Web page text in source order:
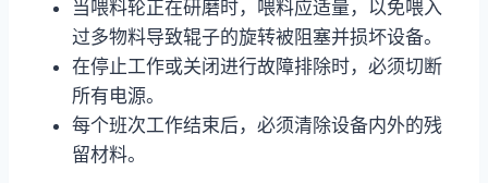
当喂料轮正在研磨时，喂料应适量，以免喂入
过多物料导致辊子的旋转被阻塞并损坏设备。
在停止工作或关闭进行故障排除时，必须切断
所有电源。
每个班次工作结束后，必须清除设备内外的残
留材料。